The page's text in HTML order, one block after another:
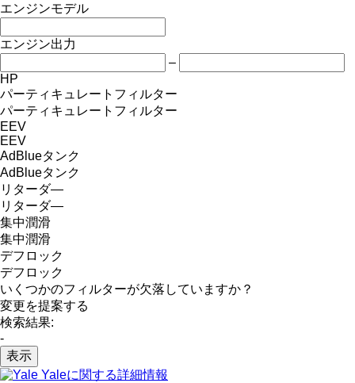
エンジンモデル
エンジン出力
–
HP
パーティキュレートフィルター
パーティキュレートフィルター
EEV
EEV
AdBlueタンク
AdBlueタンク
リターダ―
リターダ―
集中潤滑
集中潤滑
デフロック
デフロック
いくつかのフィルターが欠落していますか？
変更を提案する
検索結果:
-
表示
Yaleに関する詳細情報